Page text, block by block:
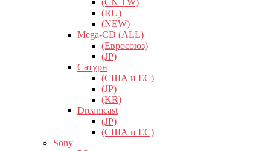
(CN TW)
(RU)
(NEW)
Mega-CD (ALL)
(Евросоюз)
(JP)
Сатурн
(США и ЕС)
(JP)
(KR)
Dreamcast
(JP)
(США и ЕС)
Sony